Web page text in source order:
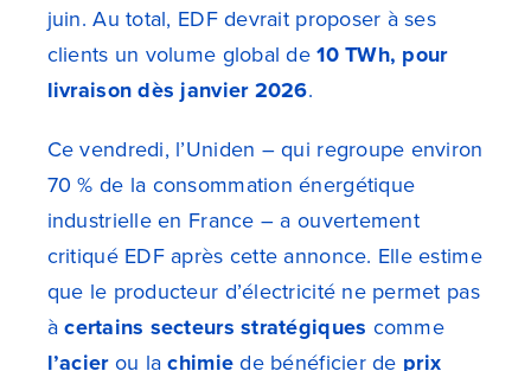
juin. Au total, EDF devrait proposer à ses
clients un volume global de10 TWh, pour
livraison dès janvier 2026.
Ce vendredi, l’Uniden – qui regroupe environ
70 % de la consommation énergétique
industrielle en France – a ouvertement
critiqué EDF après cette annonce. Elle estime
que le producteur d’électricité ne permet pas
àcertains secteurs stratégiques comme
l’acierou lachimiede bénéficier de prix